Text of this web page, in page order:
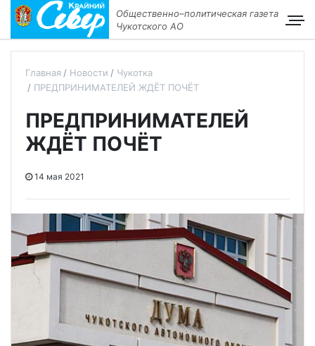
Общественно–политическая газета
Чукотского АО
Главная Новости
Чукотка
ПРЕДПРИНИМАТЕЛЕЙ ЖДЁТ ПОЧЁТ
ПРЕДПРИНИМАТЕЛЕЙ
ЖДЁТ ПОЧЁТ
14 мая 2021